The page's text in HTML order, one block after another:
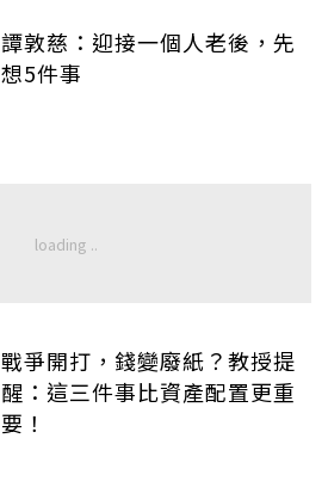
譚敦慈：迎接一個人老後，先
想5件事
戰爭開打，錢變廢紙？教授提
醒：這三件事比資產配置更重
要！